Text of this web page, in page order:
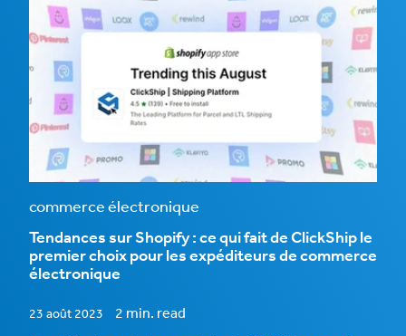
commerce électronique
Tendances sur Shopify : ce qui fait de ClickShip le
premier choix pour les expéditeurs de commerce
électronique
23 août 2023
2 min. read